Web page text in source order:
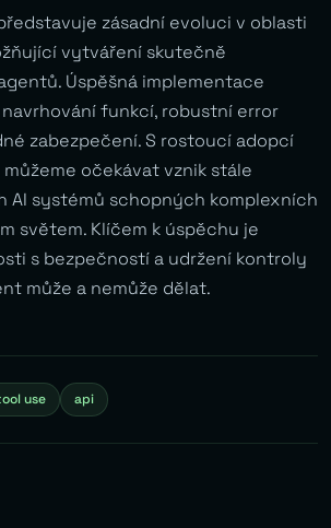
zásadní evoluci v oblasti
vytváření skutečně
Úspěšná implementace
funkcí, robustní error
zabezpečení. S rostoucí adopcí
očekávat vznik stále
AI systémů schopných komplexních
světem. Klíčem k úspěchu je
s bezpečností a udržení kontroly
může a nemůže dělat.
use api